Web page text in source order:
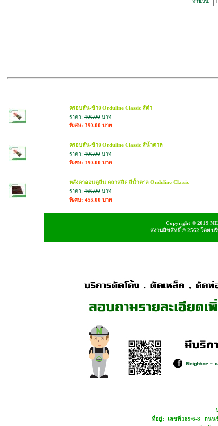
จำนวน
ครอบสัน-ข้าง Onduline Classic สีดำ
ราคา: 400.00 บาท
พิเศษ: 390.00 บาท
ครอบสัน-ข้าง Onduline Classic สีน้ำตาล
ราคา: 400.00 บาท
พิเศษ: 390.00 บาท
หลังคาออนดูลีน คลาสสิค สีน้ำตาล Onduline Classic
ราคา: 460.00 บาท
พิเศษ: 456.00 บาท
Copyright © 2019
สงวนลิขสิทธิ์ © 2562 โดย บ
ที่อยู่ : เลขที่ 189/6-8 ถนน